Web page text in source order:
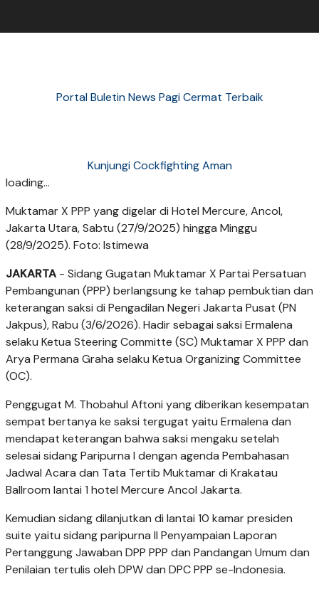
Portal Buletin News Pagi Cermat Terbaik
Kunjungi Cockfighting Aman
loading...
Muktamar X PPP yang digelar di Hotel Mercure, Ancol,
Jakarta Utara, Sabtu (27/9/2025) hingga Minggu
(28/9/2025). Foto: Istimewa
JAKARTA - Sidang Gugatan Muktamar X Partai Persatuan
Pembangunan (PPP) berlangsung ke tahap pembuktian dan
keterangan saksi di Pengadilan Negeri Jakarta Pusat (PN
Jakpus), Rabu (3/6/2026). Hadir sebagai saksi Ermalena
selaku Ketua Steering Committe (SC) Muktamar X PPP dan
Arya Permana Graha selaku Ketua Organizing Committee
(OC).
Penggugat M. Thobahul Aftoni yang diberikan kesempatan
sempat bertanya ke saksi tergugat yaitu Ermalena dan
mendapat keterangan bahwa saksi mengaku setelah
selesai sidang Paripurna I dengan agenda Pembahasan
Jadwal Acara dan Tata Tertib Muktamar di Krakatau
Ballroom lantai 1 hotel Mercure Ancol Jakarta.
Kemudian sidang dilanjutkan di lantai 10 kamar presiden
suite yaitu sidang paripurna II Penyampaian Laporan
Pertanggung Jawaban DPP PPP dan Pandangan Umum dan
Penilaian tertulis oleh DPW dan DPC PPP se-Indonesia.